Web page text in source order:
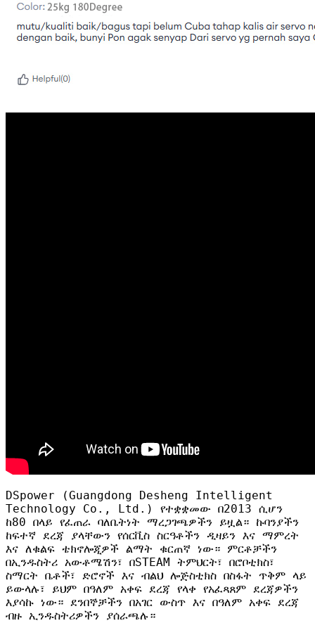
DSpower (Guangdong Desheng Intelligent
Technology Co., Ltd.) የተቋቋመው በ2013 ሲሆን
ከ80 በላይ የፈጠራ ባለቤትነት ማረጋገጫዎችን ይዟል። ኩባንያችን
ከፍተኛ ደረጃ ያላቸውን የሰርቪስ ስርዓቶችን ዲዛይን እና ማምረት
እና ለቁልፍ ቴክኖሎጂዎች ልማት ቁርጠኛ ነው። ምርቶቻችን
በኢንዱስትሪ አውቶሜሽን፣ በSTEAM ትምህርት፣ በሮቦቲክስ፣
ስማርት ቤቶች፣ ድሮኖች እና ብልህ ሎጅስቲክስ በስፋት ጥቅም ላይ
ይውላሉ፣ ይህም በዓለም አቀፍ ደረጃ የላቀ የአፈጻጸም ደረጃዎችን
እያሳኩ ነው። ደንበኞቻችን በአገር ውስጥ እና በዓለም አቀፍ ደረጃ
ብዙ ኢንዱስትሪዎችን ያሰራጫሉ።